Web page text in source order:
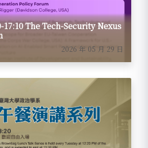
17:10 The Tech-Security Nexus
2026 年 05 月 29 日